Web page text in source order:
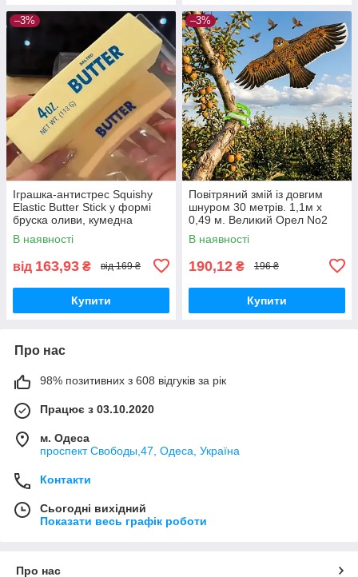
–3%
Іграшка-антистрес Squishy
Elastic Butter Stick у формі
бруска оливи, кумедна
іграшка для зняття напруги,
для зняття тривожності
В наявності
від 163,93 ₴ від 169 ₴
Купити
–3%
Повітряний змій із довгим
шнуром 30 метрів. 1,1м х
0,49 м. Великий Орел No2
В наявності
190,12 ₴ 196 ₴
Купити
Про нас
98% позитивних з 608 відгуків за рік
Працює з 03.10.2020
м. Одеса
проспект Свободы,47, Одеса, Україна
Контакти
Сьогодні вихідний
Показати весь графік роботи
Про нас